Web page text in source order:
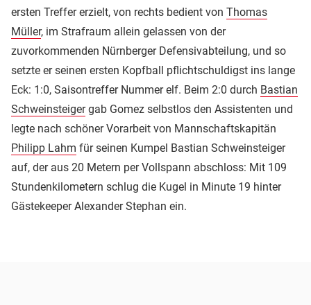
ersten Treffer erzielt, von rechts bedient von Thomas
Müller, im Strafraum allein gelassen von der
zuvorkommenden Nürnberger Defensivabteilung, und so
setzte er seinen ersten Kopfball pflichtschuldigst ins lange
Eck: 1:0, Saisontreffer Nummer elf. Beim 2:0 durch Bastian
Schweinsteigergab Gomez selbstlos den Assistenten und
legte nach schöner Vorarbeit von Mannschaftskapitän
Philipp Lahm für seinen Kumpel Bastian Schweinsteiger
auf, der aus 20 Metern per Vollspann abschloss: Mit 109
Stundenkilometern schlug die Kugel in Minute 19 hinter
Gästekeeper Alexander Stephan ein.